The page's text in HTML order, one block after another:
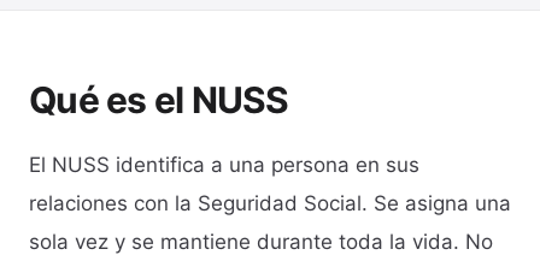
Qué es el NUSS
El NUSS identifica a una persona en sus
relaciones con la Seguridad Social. Se asigna una
sola vez y se mantiene durante toda la vida. No